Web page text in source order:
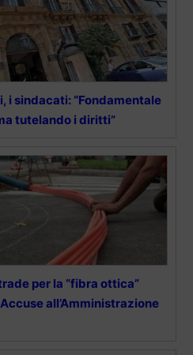
i sindacati: “Fondamentale
tutelando i diritti”
per la “fibra ottica”
all’Amministrazione